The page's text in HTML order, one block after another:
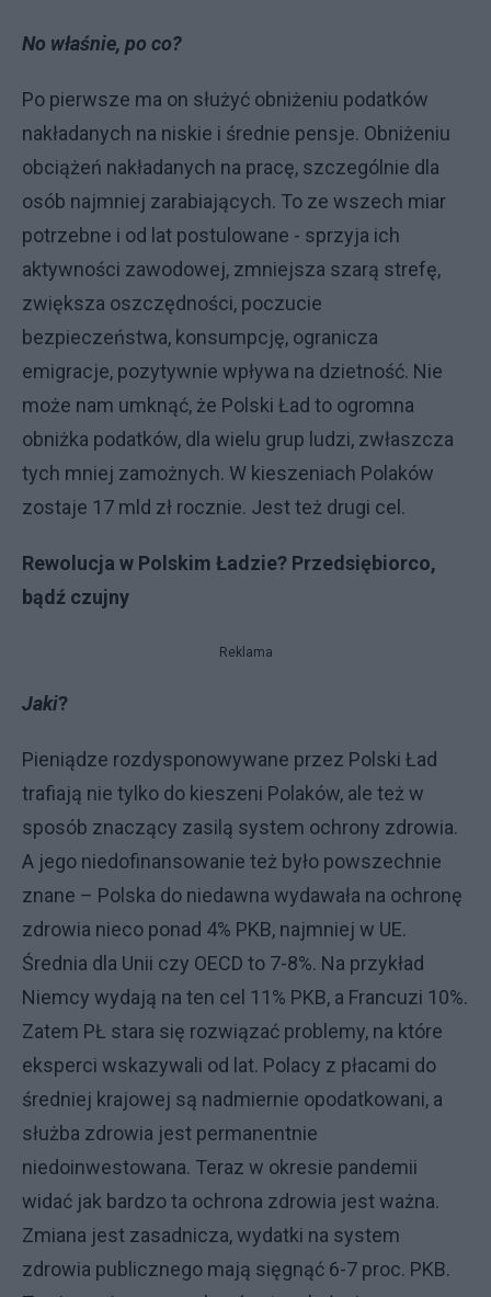
No właśnie, po co?
Po pierwsze ma on służyć obniżeniu podatków
nakładanych na niskie i średnie pensje. Obniżeniu
obciążeń nakładanych na pracę, szczególnie dla
osób najmniej zarabiających. To ze wszech miar
potrzebne i od lat postulowane - sprzyja ich
aktywności zawodowej, zmniejsza szarą strefę,
zwiększa oszczędności, poczucie
bezpieczeństwa, konsumpcję, ogranicza
emigracje, pozytywnie wpływa na dzietność. Nie
może nam umknąć, że Polski Ład to ogromna
obniżka podatków, dla wielu grup ludzi, zwłaszcza
tych mniej zamożnych. W kieszeniach Polaków
zostaje 17 mld zł rocznie. Jest też drugi cel.
Rewolucja w Polskim Ładzie? Przedsiębiorco,
bądź czujny
Reklama
Jaki?
Pieniądze rozdysponowywane przez Polski Ład
trafiają nie tylko do kieszeni Polaków, ale też w
sposób znaczący zasilą system ochrony zdrowia.
A jego niedofinansowanie też było powszechnie
znane – Polska do niedawna wydawała na ochronę
zdrowia nieco ponad 4% PKB, najmniej w UE.
Średnia dla Unii czy OECD to 7-8%. Na przykład
Niemcy wydają na ten cel 11% PKB, a Francuzi 10%.
Zatem PŁ stara się rozwiązać problemy, na które
eksperci wskazywali od lat. Polacy z płacami do
średniej krajowej są nadmiernie opodatkowani, a
służba zdrowia jest permanentnie
niedoinwestowana. Teraz w okresie pandemii
widać jak bardzo ta ochrona zdrowia jest ważna.
Zmiana jest zasadnicza, wydatki na system
zdrowia publicznego mają sięgnąć 6-7 proc. PKB.